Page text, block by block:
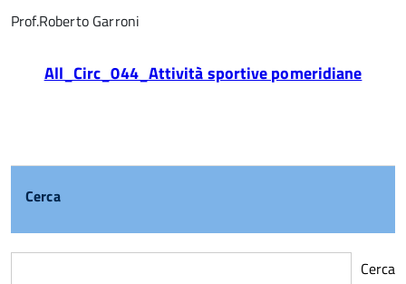
Prof.Roberto Garroni
All_Circ_044_Attività sportive pomeridiane
Cerca
Cerca